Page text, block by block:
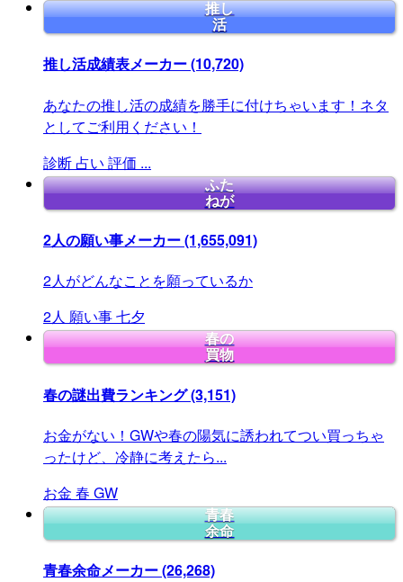
推し
活
推し活成績表メーカー(10,720)
あなたの推し活の成績を勝手に付けちゃいます！ネタ
としてご利用ください！
診断 占い 評価 ...
ふた
ねが
2人の願い事メーカー(1,655,091)
2人がどんなことを願っているか
2人 願い事七夕
春の
買物
春の謎出費ランキング(3,151)
お金がない！GWや春の陽気に誘われてつい買っちゃ
ったけど、冷静に考えたら...
お金 春 GW
青春
余命
青春余命メーカー(26,268)